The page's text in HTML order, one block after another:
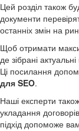
Цей розділ також
документи
останніх змін на
Щоб отримати
де зібрані
Ці посилання
для SEO.
Наші експерти
укладання
підхід допоможе